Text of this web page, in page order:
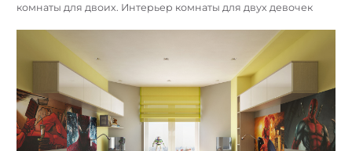
комнаты для двоих. Интерьер комнаты для двух девочек